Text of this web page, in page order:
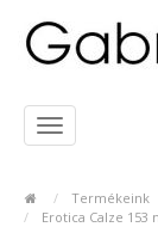
Termékeink
Erotica Calze